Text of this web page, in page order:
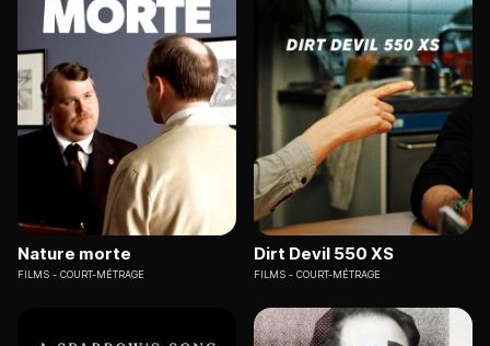
Nature morte
FILMS COURT-MÉTRAGE
Dirt Devil 550 XS
FILMS COURT-MÉTRAGE